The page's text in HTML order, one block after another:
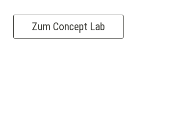
Zum Concept Lab